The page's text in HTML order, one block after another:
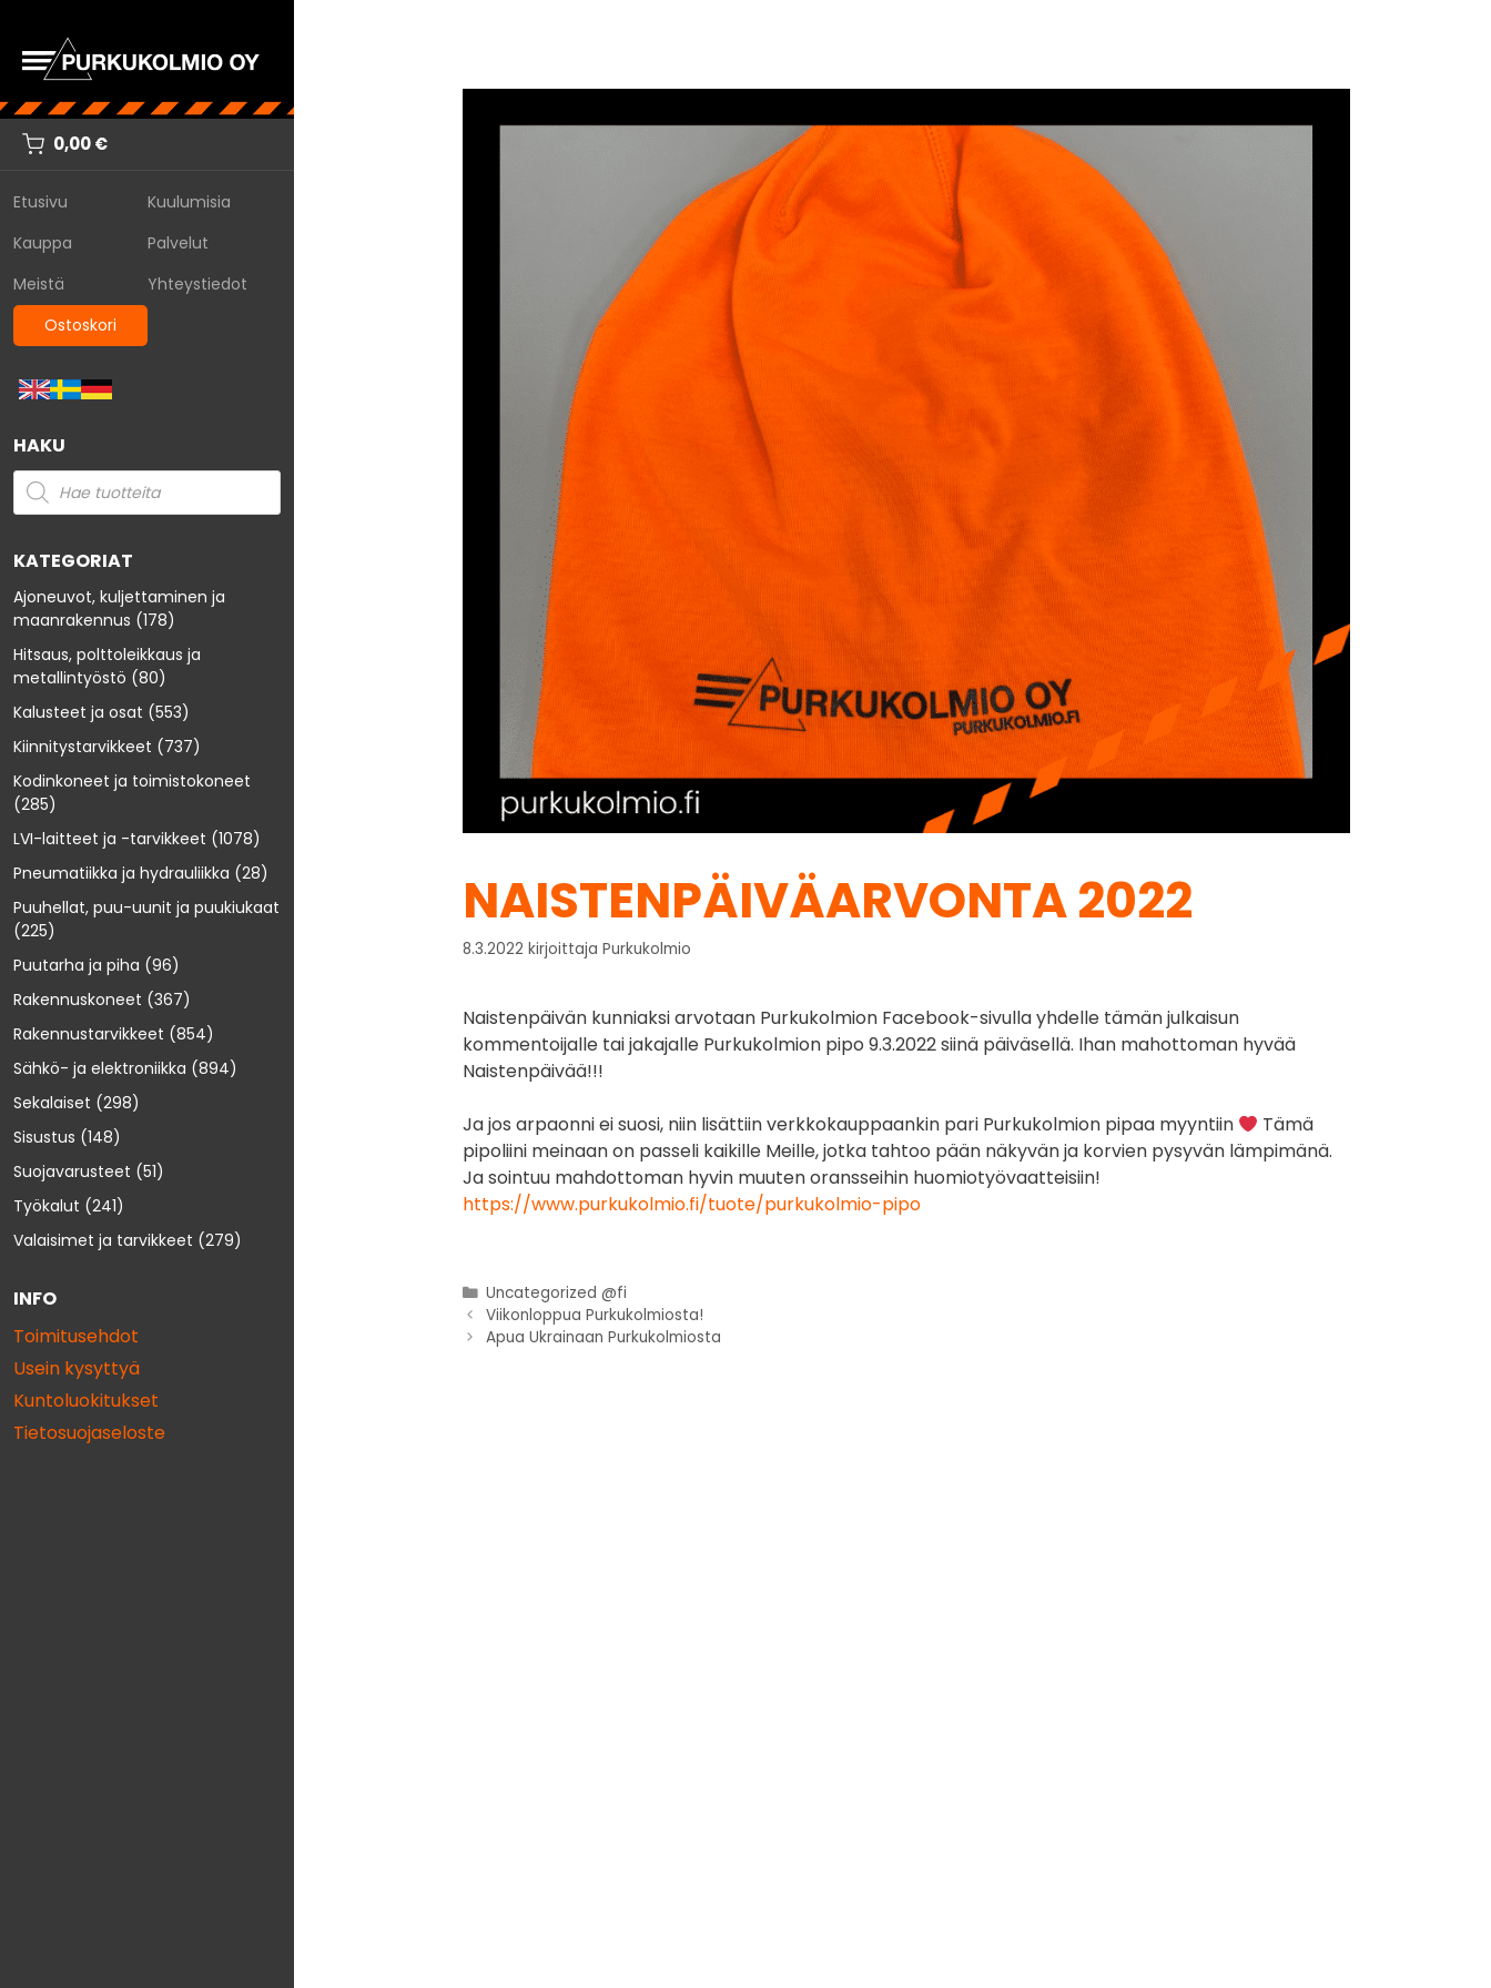
0,00€
Etusivu
Kuulumisia
Kauppa
Palvelut
Meistä
Yhteystiedot
Ostoskori
HAKU
KATEGORIAT
Ajoneuvot, kuljettaminen ja
maanrakennus (178)
Hitsaus, polttoleikkaus ja
metallintyöstö (80)
Kalusteet ja osat (553)
Kiinnitystarvikkeet (737)
Kodinkoneet ja toimistokoneet
(285)
LVI-laitteet ja -tarvikkeet (1078)
Pneumatiikka ja hydrauliikka (28)
Puuhellat, puu-uunit ja puukiukaat
(225)
Puutarha ja piha (96)
Rakennuskoneet (367)
Rakennustarvikkeet (854)
Sähkö- ja elektroniikka (894)
Sekalaiset (298)
Sisustus (148)
Suojavarusteet (51)
Työkalut (241)
Valaisimet ja tarvikkeet (279)
INFO
Toimitusehdot
Usein kysyttyä
Kuntoluokitukset
Tietosuojaseloste
NAISTENPÄIVÄARVONTA 2022
8.3.2022 kirjoittaja Purkukolmio
Naistenpäivän kunniaksi arvotaan Purkukolmion Facebook-sivulla yhdelle tämän julkaisun
kommentoijalle tai jakajalle Purkukolmion pipo 9.3.2022 siinä päiväsellä. Ihan mahottoman hyvää
Naistenpäivää!!!
Ja jos arpaonni ei suosi, niin lisättiin verkkokauppaankin pari Purkukolmion pipaa myyntiin
Tämä
pipoliini meinaan on passeli kaikille Meille, jotka tahtoo pään näkyvän ja korvien pysyvän lämpimänä.
Ja sointuu mahdottoman hyvin muuten oransseihin huomiotyövaatteisiin!
https://www.purkukolmio.fi/tuote/purkukolmio-pipo
Uncategorized @fi
Viikonloppua Purkukolmiosta!
Apua Ukrainaan Purkukolmiosta